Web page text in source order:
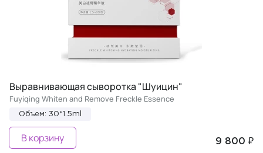
Выравнивающая сыворотка "Шуицин"
Fuyiqing Whiten and Remove Freckle Essence
Объем: 30*1.5ml
9 800 ₽
В корзину